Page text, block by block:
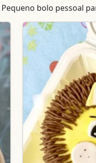
Pequeno bolo pessoal